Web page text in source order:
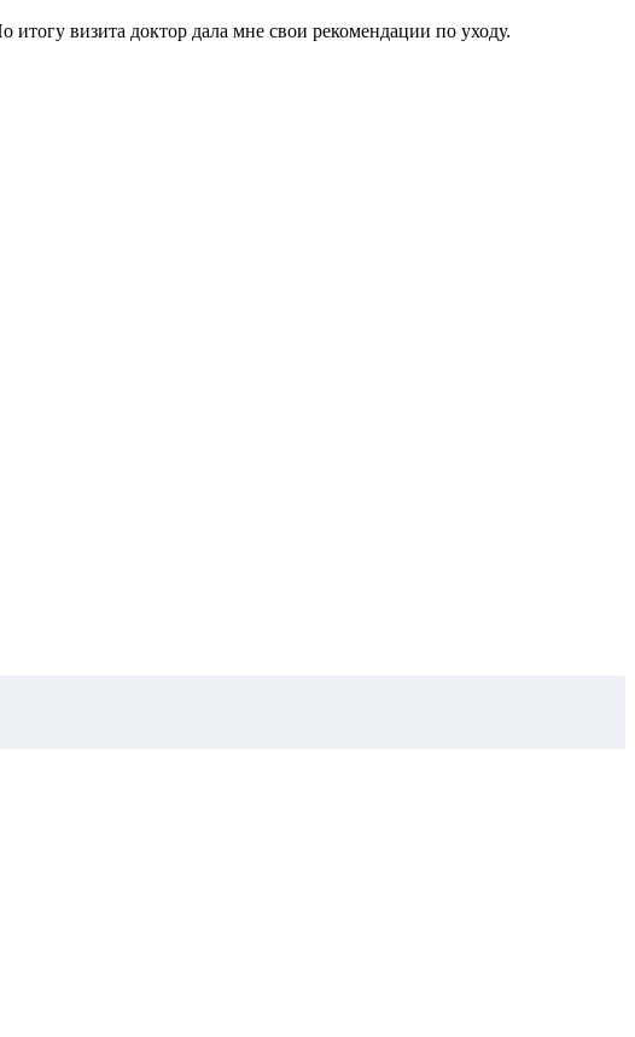
визита доктор дала мне свои рекомендации по уходу.